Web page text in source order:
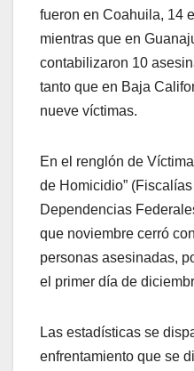
fueron en Coahuila, 14
mientras que en
contabilizaron 10
tanto que en Baja
nueve víctimas.
En el renglón de
de Homicidio”
Dependencias
que noviembre cerró
personas asesinadas,
el primer día de
Las estadísticas se
enfrentamiento que se